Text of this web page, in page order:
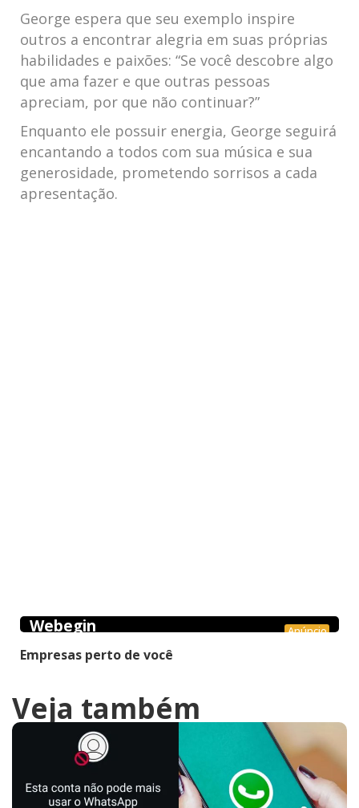
George espera que seu exemplo inspire
outros a encontrar alegria em suas próprias
habilidades e paixões: “Se você descobre algo
que ama fazer e que outras pessoas
apreciam, por que não continuar?”
Enquanto ele possuir energia, George seguirá
encantando a todos com sua música e sua
generosidade, prometendo sorrisos a cada
apresentação.
Anúncio
Webegin
Empresas perto de você
Veja também